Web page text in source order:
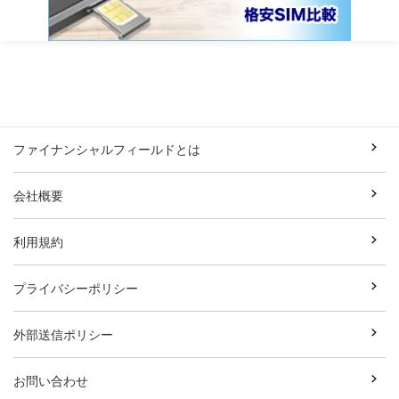
ファイナンシャルフィールドとは
会社概要
利用規約
プライバシーポリシー
外部送信ポリシー
お問い合わせ